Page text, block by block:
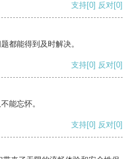
支持[0] 反对[0]
都能得到及时解决。
支持[0] 反对[0]
能忘怀。
支持[0] 反对[0]